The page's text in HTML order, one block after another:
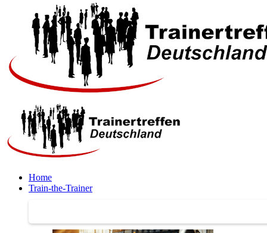
Home
Train-the-Trainer